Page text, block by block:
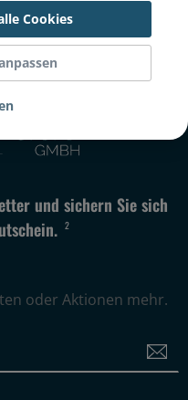
und sichern Sie sich
2
oder Aktionen mehr.
Cookies